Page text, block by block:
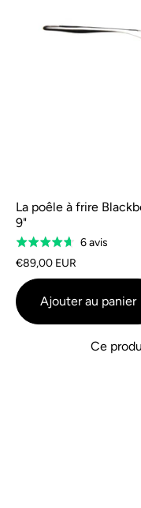
La poêle à frire
9"
Évalué
à
4,7
sur
5
6 avisSur
base
avis
€89,00 EUR
Ajouter au panier
Ce